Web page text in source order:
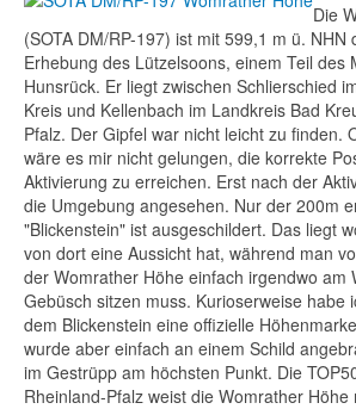
Die
(SOTA DM/RP-197) ist mit 599,1 m ü. NHN
Erhebung des Lützelsoons, einem Teil des
Hunsrück. Er liegt zwischen Schlierschied
Kreis und Kellenbach im Landkreis Bad
Pfalz. Der Gipfel war nicht leicht zu finden.
wäre es mir nicht gelungen, die korrekte
Aktivierung zu erreichen. Erst nach der
die Umgebung angesehen. Nur der 200m
"Blickenstein" ist ausgeschildert. Das liegt
von dort eine Aussicht hat, während man
der Womrather Höhe einfach irgendwo am
Gebüsch sitzen muss. Kurioserweise habe
dem Blickenstein eine offizielle
wurde aber einfach an einem Schild
im Gestrüpp am höchsten Punkt. Die
Rheinland-Pfalz weist die Womrather Höhe